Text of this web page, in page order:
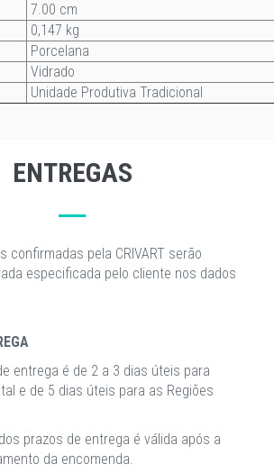
7.00 cm
0,147 kg
Porcelana
Vidrado
Unidade Produtiva Tradicional
ENTREGAS
confirmadas pela CRIVART serão
especificada pelo cliente nos dados
entrega é de 2 a 3 dias úteis para
e de 5 dias úteis para as Regiões
prazos de entrega é válida após a
da encomenda.